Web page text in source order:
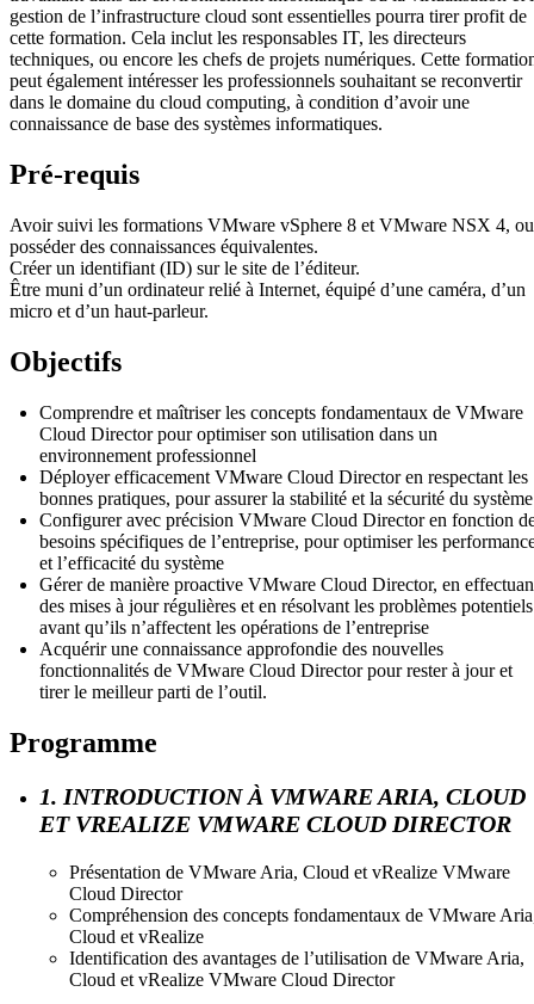
gestion de l’infrastructure cloud sont essentielles pourra tirer profit de
cette formation. Cela inclut les responsables IT, les directeurs
techniques, ou encore les chefs de projets numériques. Cette
peut également intéresser les professionnels souhaitant se reconvertir
dans le domaine du cloud computing, à condition d’avoir une
connaissance de base des systèmes informatiques.
Pré-requis
Avoir suivi les formations VMware vSphere 8 et VMware NSX 4, ou
posséder des connaissances équivalentes.
Créer un identifiant (ID) sur le site de l’éditeur.
Être muni d’un ordinateur relié à Internet, équipé d’une caméra, d’un
micro et d’un haut-parleur.
Objectifs
Comprendre et maîtriser les concepts fondamentaux de VMware
Cloud Director pour optimiser son utilisation dans un
environnement professionnel
Déployer efficacement VMware Cloud Director en respectant les
bonnes pratiques, pour assurer la stabilité et la sécurité du système
Configurer avec précision VMware Cloud Director en fonction
besoins spécifiques de l’entreprise, pour optimiser les
et l’efficacité du système
Gérer de manière proactive VMware Cloud Director, en
des mises à jour régulières et en résolvant les problèmes potentiels
avant qu’ils n’affectent les opérations de l’entreprise
Acquérir une connaissance approfondie des nouvelles
fonctionnalités de VMware Cloud Director pour rester à jour et
tirer le meilleur parti de l’outil.
Programme
1. INTRODUCTION À VMWARE ARIA, CLOUD
ET VREALIZE VMWARE CLOUD DIRECTOR
Présentation de VMware Aria, Cloud et vRealize VMware
Cloud Director
Compréhension des concepts fondamentaux de VMware
Cloud et vRealize
Identification des avantages de l’utilisation de VMware Aria,
Cloud et vRealize VMware Cloud Director